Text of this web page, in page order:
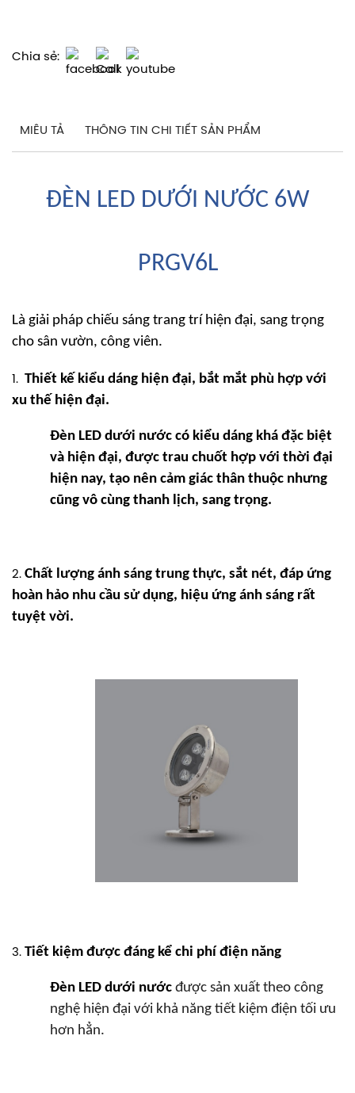
Chia sẻ:
MIÊU TẢ THÔNG TIN CHI TIẾT SẢN PHẨM
ĐÈN LED DƯỚI NƯỚC 6W
PRGV6L
Là giải pháp chiếu sáng trang trí hiện đại, sang trọng
cho sân vườn, công viên.
Thiết kế kiểu dáng hiện đại, bắt mắt phù hợp với
xu thế hiện đại.
Đèn LED dưới nước có kiểu dáng khá đặc biệt
và hiện đại, được trau chuốt hợp với thời đại
hiện nay, tạo nên cảm giác thân thuộc nhưng
cũng vô cùng thanh lịch, sang trọng.
Chất lượng ánh sáng trung thực, sắt nét, đáp ứng
hoàn hảo nhu cầu sử dụng, hiệu ứng ánh sáng rất
tuyệt vời.
Tiết kiệm được đáng kể chi phí điện năng
Đèn LED dưới nước được sản xuất theo công
nghệ hiện đại với khả năng tiết kiệm điện tối ưu
hơn hẳn.